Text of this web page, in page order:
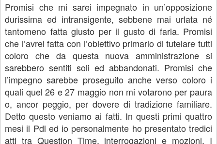
Promisi che mi sarei impegnato in un’opposizione
durissima ed intransigente, sebbene mai urlata né
tantomeno fatta giusto per il gusto di farla. Promisi
che l’avrei fatta con l’obiettivo primario di tutelare tutti
coloro che da questa nuova amministrazione si
sarebbero sentiti soli ed abbandonati. Promisi che
l’impegno sarebbe proseguito anche verso coloro i
quali quel 26 e 27 maggio non mi votarono per paura
o, ancor peggio, per dovere di tradizione familiare.
Detto questo veniamo ai fatti. In questi primi quattro
mesi il Pdl ed io personalmente ho presentato tredici
atti tra Question Time, interrogazioni e mozioni. I